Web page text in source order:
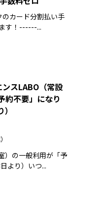
カード分割払い手
す！------...
ンスLABO（常設
約不要」になり
）の一般利用が「予
より）いつ...